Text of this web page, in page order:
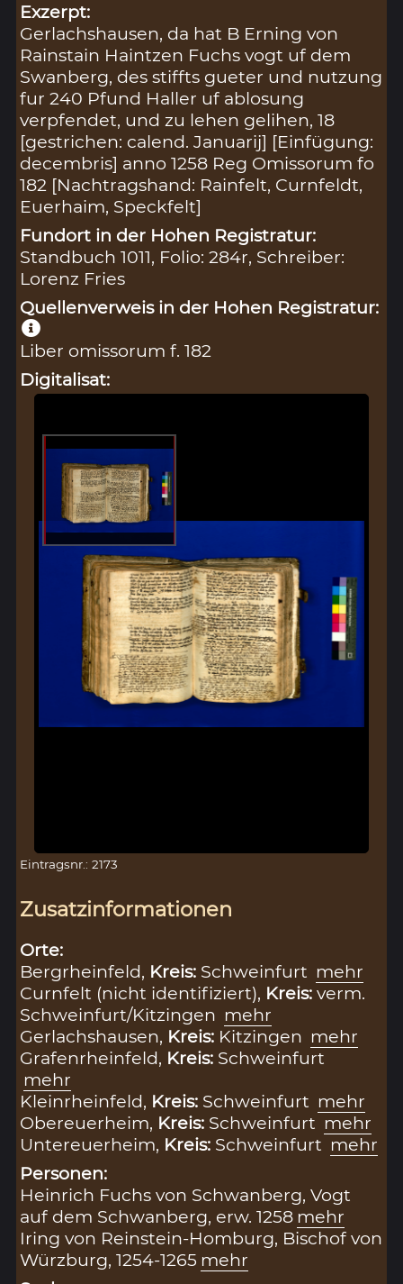
Exzerpt:
Gerlachshausen, da hat B Erning von
Rainstain Haintzen Fuchs vogt uf dem
Swanberg, des stiffts gueter und nutzung
fur 240 Pfund Haller uf ablosung
verpfendet, und zu lehen gelihen, 18
[gestrichen: calend. Januarij] [Einfügung:
decembris] anno 1258 Reg Omissorum fo
182 [Nachtragshand: Rainfelt, Curnfeldt,
Euerhaim, Speckfelt]
Fundort in der Hohen Registratur:
Standbuch 1011, Folio: 284r, Schreiber:
Lorenz Fries
Quellenverweis in der Hohen Registratur:
Liber omissorum f. 182
Digitalisat:
Eintragsnr.: 2173
Zusatzinformationen
Orte:
Bergrheinfeld, Kreis: Schweinfurt mehr
Curnfelt (nicht identifiziert), Kreis:verm.
Schweinfurt/Kitzingen mehr
Gerlachshausen, Kreis: Kitzingen mehr
Grafenrheinfeld, Kreis: Schweinfurt
mehr
Kleinrheinfeld, Kreis: Schweinfurt mehr
Obereuerheim, Kreis: Schweinfurt mehr
Untereuerheim, Kreis: Schweinfurt mehr
Personen:
Heinrich Fuchs von Schwanberg, Vogt
auf dem Schwanberg, erw. 1258 mehr
Iring von Reinstein-Homburg, Bischof von
Würzburg, 1254-1265 mehr